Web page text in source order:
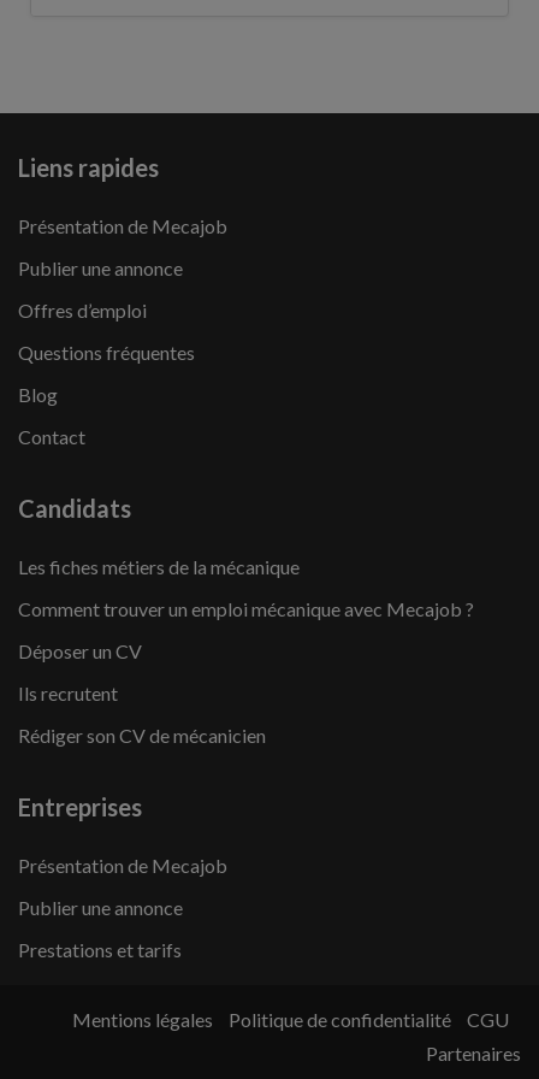
Liens rapides
Présentation de Mecajob
Publier une annonce
Offres d’emploi
Questions fréquentes
Blog
Contact
Candidats
Les fiches métiers de la mécanique
Comment trouver un emploi mécanique avec Mecajob ?
Déposer un CV
Ils recrutent
Rédiger son CV de mécanicien
Entreprises
Présentation de Mecajob
Publier une annonce
Prestations et tarifs
Mentions légales Politique de confidentialité
CGU
Partenaires